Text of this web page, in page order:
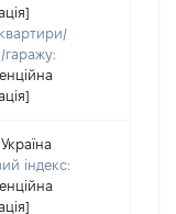
гаражу:
Україна
індекс: